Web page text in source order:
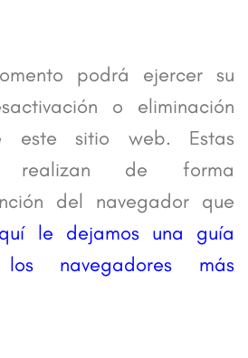
podrá ejercer su
o eliminación
este sitio web. Estas
realizan de forma
del navegador que
le dejamos una guía
navegadores más